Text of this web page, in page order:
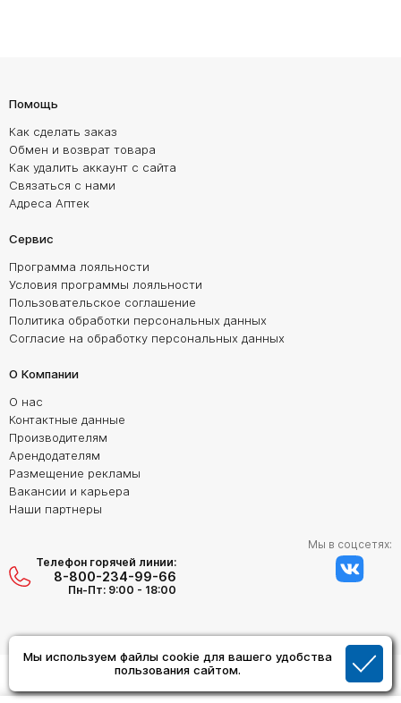
Мы используем файлы cookie для вашего удобства
пользования сайтом.
Помощь
Как сделать заказ
Обмен и возврат товара
Как удалить аккаунт с сайта
Связаться с нами
Адреса Аптек
Сервис
Программа лояльности
Условия программы лояльности
Пользовательское соглашение
Политика обработки персональных данных
Согласие на обработку персональных данных
О Компании
О нас
Контактные данные
Производителям
Арендодателям
Размещение рекламы
Вакансии и карьера
Наши партнеры
Телефон горячей линии:
8-800-234-99-66
Пн-Пт: 9:00 - 18:00
Мы в соцсетях: